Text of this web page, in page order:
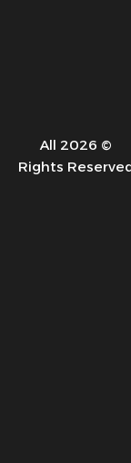
© 2026 All
Rights